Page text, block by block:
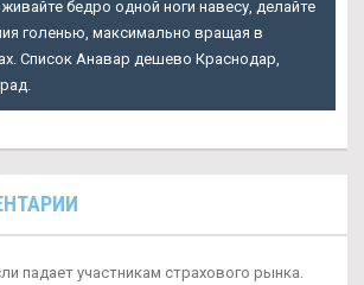
бедро одной ноги навесу, делайте
голенью, максимально вращая в
Список Анавар дешево Краснодар,
падает участникам страхового рынка.